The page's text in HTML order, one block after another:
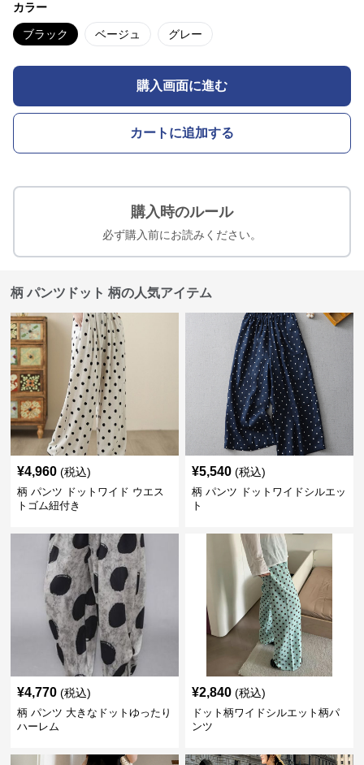
カラー
ブラック ベージュ グレー
購入画面に進む
カートに追加する
購入時のルール
必ず購入前にお読みください。
柄 パンツドット 柄の人気アイテム
¥4,960 (税込)
柄 パンツ ドットワイド ウエス
トゴム紐付き
¥5,540 (税込)
柄 パンツ ドットワイドシルエッ
ト
¥4,770 (税込)
柄 パンツ 大きなドットゆったり
ハーレム
¥2,840 (税込)
ドット柄ワイドシルエット柄パ
ンツ